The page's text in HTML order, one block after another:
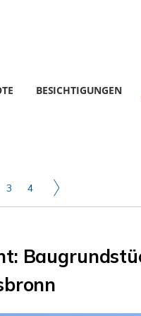
BESICHTIGUNGEN
3 4